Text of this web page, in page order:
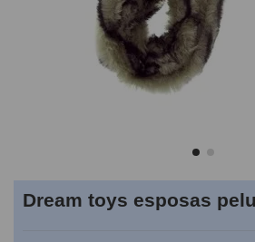
Dream toys esposas